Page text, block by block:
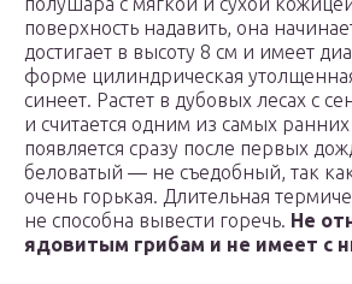
поверхность надавить, она
достигает в высоту 8 см и имеет
форме цилиндрическая
синеет. Растет в дубовых лесах с
и считается одним из самых
появляется сразу после первых
беловатый — не съедобный, так
очень горькая. Длительная
не способна вывести горечь. Не
ядовитым грибам и не имеет с